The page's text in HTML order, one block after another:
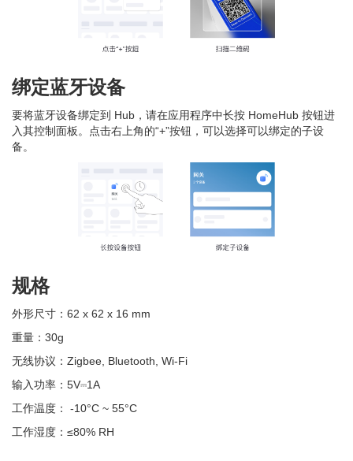
绑定蓝牙设备
要将蓝牙设备绑定到 Hub，请在应用程序中长按 HomeHub 按钮进
入其控制面板。点击右上角的“+”按钮，可以选择可以绑定的子设
备。
规格
外形尺寸：62 x 62 x 16 mm
重量：30g
无线协议：Zigbee, Bluetooth, Wi-Fi
输入功率：5V⎓1A
工作温度： -10°C ~ 55°C
工作湿度：≤80% RH